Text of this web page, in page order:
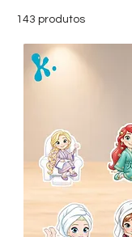
143 produtos